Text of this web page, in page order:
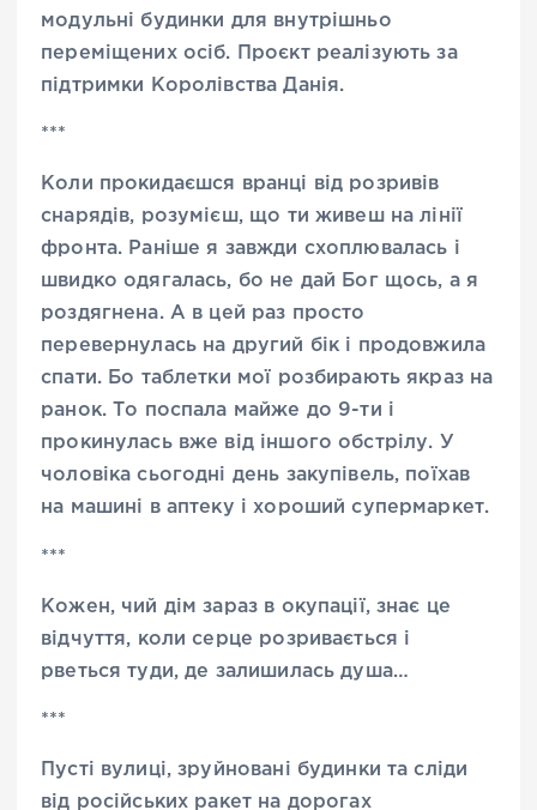
модульні будинки для внутрішньо
переміщених осіб. Проєкт реалізують за
підтримки Королівства Данія.
***
Коли прокидаєшся вранці від розривів
снарядів, розумієш, що ти живеш на лінії
фронта. Раніше я завжди схоплювалась і
швидко одягалась, бо не дай Бог щось, а я
роздягнена. А в цей раз просто
перевернулась на другий бік і продовжила
спати. Бо таблетки мої розбирають якраз на
ранок. То поспала майже до 9-ти і
прокинулась вже від іншого обстрілу. У
чоловіка сьогодні день закупівель, поїхав
на машині в аптеку і хороший супермаркет.
***
Кожен, чий дім зараз в окупації, знає це
відчуття, коли серце розривається і
рветься туди, де залишилась душа…
***
Пусті вулиці, зруйновані будинки та сліди
від російських ракет на дорогах